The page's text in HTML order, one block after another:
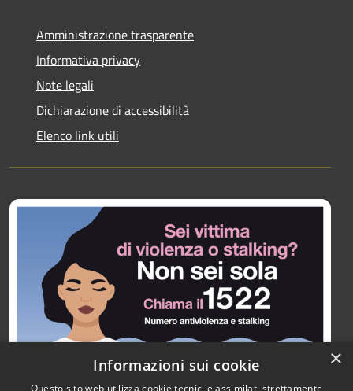
Amministrazione trasparente
Informativa privacy
Note legali
Dichiarazione di accessibilità
Elenco link utili
×
Informazioni sui cookie
Questo sito web utilizza cookie tecnici e assimilati strettamente